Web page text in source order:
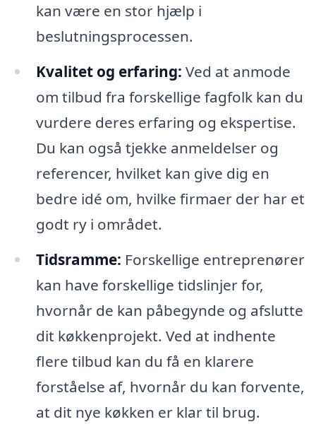
kan være en stor hjælp i
beslutningsprocessen.
Kvalitet og erfaring: Ved at anmode
om tilbud fra forskellige fagfolk kan du
vurdere deres erfaring og ekspertise.
Du kan også tjekke anmeldelser og
referencer, hvilket kan give dig en
bedre idé om, hvilke firmaer der har et
godt ry i området.
Tidsramme: Forskellige entreprenører
kan have forskellige tidslinjer for,
hvornår de kan påbegynde og afslutte
dit køkkenprojekt. Ved at indhente
flere tilbud kan du få en klarere
forståelse af, hvornår du kan forvente,
at dit nye køkken er klar til brug.